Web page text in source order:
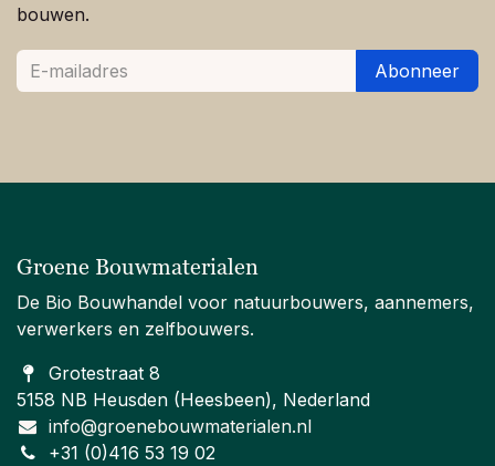
bouwen.
Abonneer
Groene Bouwmaterialen
De Bio Bouwhandel voor natuurbouwers, aannemers,
verwerkers en zelfbouwers.
Grotestraat 8
5158 NB Heusden (Heesbeen), Nederland
info@groenebouwmaterialen.nl
+31 (0)416 53 19 02